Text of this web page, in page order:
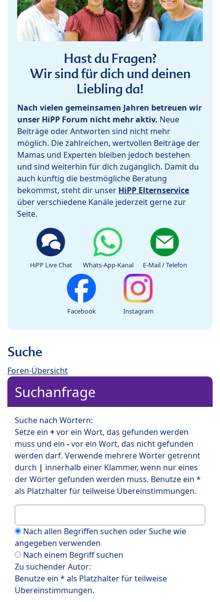
Hast du Fragen?
Wir sind für dich und deinen
Liebling da!
Nach vielen gemeinsamen Jahren betreuen wir
unser HiPP Forum nicht mehr aktiv. Neue
Beiträge oder Antworten sind nicht mehr
möglich. Die zahlreichen, wertvollen Beiträge der
Mamas und Experten bleiben jedoch bestehen
und sind weiterhin für dich zugänglich. Damit du
auch künftig die bestmögliche Beratung
bekommst, steht dir unser HiPP Elternservice
über verschiedene Kanäle jederzeit gerne zur
Seite.
HiPP Live Chat Whats-App-Kanal E-Mail / Telefon
Facebook Instagram
Suche
Foren-Übersicht
Suchanfrage
Suche nach Wörtern:
Setze ein +vor ein Wort, das gefunden werden
muss und ein -vor ein Wort, das nicht gefunden
werden darf. Verwende mehrere Wörter getrennt
durch | innerhalb einer Klammer, wenn nur eines
der Wörter gefunden werden muss. Benutze ein *
als Platzhalter für teilweise Übereinstimmungen.
Nach allen Begriffen suchen oder Suche wie
angegeben verwenden
Nach einem Begriff suchen
Zu suchender Autor:
Benutze ein * als Platzhalter für teilweise
Übereinstimmungen.